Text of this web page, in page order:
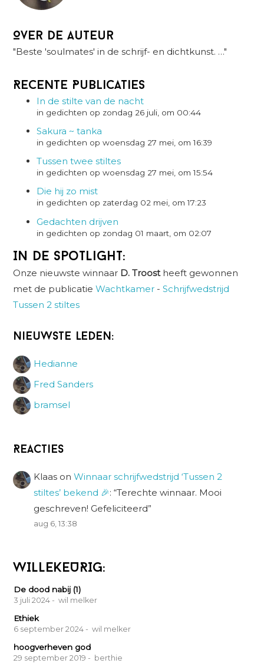
Over de auteur
"Beste 'soulmates' in de schrijf- en dichtkunst. …"
Recente Publicaties
In de stilte van de nacht
in gedichten op zondag 26 juli, om 00:44
Sakura ~ tanka
in gedichten op woensdag 27 mei, om 16:39
Tussen twee stiltes
in gedichten op woensdag 27 mei, om 15:54
Die hij zo mist
in gedichten op zaterdag 02 mei, om 17:23
Gedachten drijven
in gedichten op zondag 01 maart, om 02:07
In de spotlight:
Onze nieuwste winnaar D. Troost heeft gewonnen
met de publicatieWachtkamer -Schrijfwedstrijd
Tussen 2 stiltes
Nieuwste leden:
Hedianne
Fred Sanders
bramsel
Reacties
Klaas onWinnaar schrijfwedstrijd ‘Tussen 2
stiltes’ bekend 🎉: “Terechte winnaar. Mooi
geschreven! Gefeliciteerd”
aug 6, 13:38
WILLEKEURIG:
De dood nabij (1)
3 juli 2024 - wil melker
Ethiek
6 september 2024 - wil melker
hoogverheven god
29 september 2019 - berthie